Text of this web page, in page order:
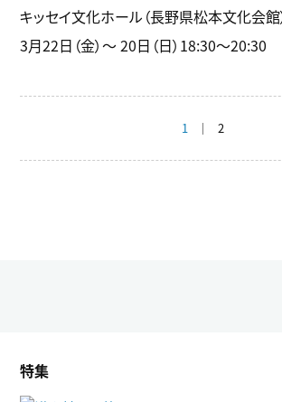
キッセイ文化ホール（長野県松本文化会館
3月22日（金）～ 20日（日）18:30〜
1 2
特集